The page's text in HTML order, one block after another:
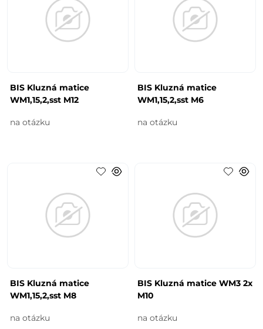
BIS Kluzná matice
WM1,15,2,sst M12
na otázku
BIS Kluzná matice
WM1,15,2,sst M6
na otázku
BIS Kluzná matice
WM1,15,2,sst M8
na otázku
BIS Kluzná matice WM3 2x
M10
na otázku